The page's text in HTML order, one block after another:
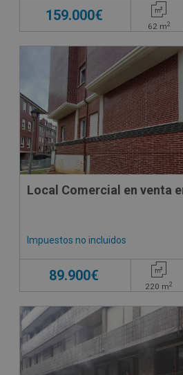
159.000€
62 m2
SUJETO A IVA
DECO VIRTUAL
Local Comercial en venta
Impuestos no incluidos
89.900€
220 m2
SUJETO A IVA